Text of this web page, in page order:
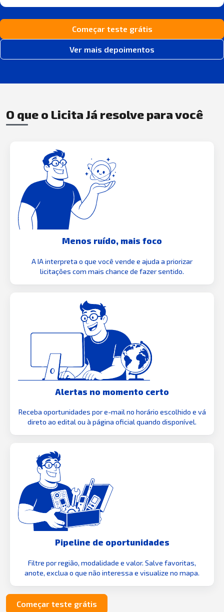
Começar teste grátis
Ver mais depoimentos
O que o Licita Já resolve para você
Menos ruído, mais foco
A IA interpreta o que você vende e ajuda a priorizar
licitações com mais chance de fazer sentido.
Alertas no momento certo
Receba oportunidades por e-mail no horário escolhido e vá
direto ao edital ou à página oficial quando disponível.
Pipeline de oportunidades
Filtre por região, modalidade e valor. Salve favoritas,
anote, exclua o que não interessa e visualize no mapa.
Começar teste grátis